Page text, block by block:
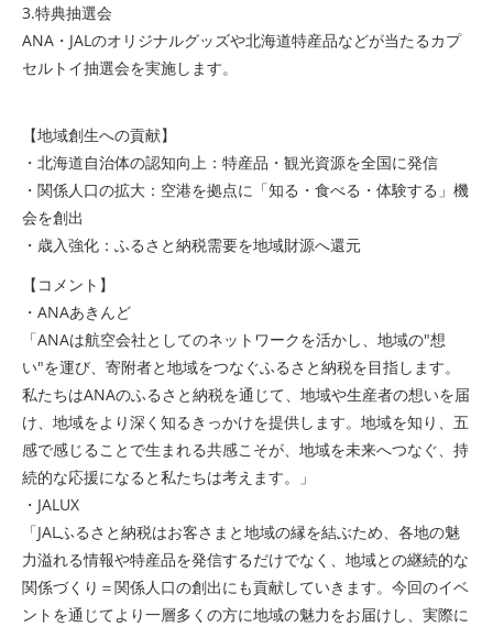
3.特典抽選会
ANA・JALのオリジナルグッズや北海道特産品などが当たるカプ
セルトイ抽選会を実施します。
【地域創生への貢献】
・北海道自治体の認知向上：特産品・観光資源を全国に発信
・関係人口の拡大：空港を拠点に「知る・食べる・体験する」機
会を創出
・歳入強化：ふるさと納税需要を地域財源へ還元
【コメント】
・ANAあきんど
「ANAは航空会社としてのネットワークを活かし、地域の"想
い"を運び、寄附者と地域をつなぐふるさと納税を目指します。
私たちはANAのふるさと納税を通じて、地域や生産者の想いを届
け、地域をより深く知るきっかけを提供します。地域を知り、五
感で感じることで生まれる共感こそが、地域を未来へつなぐ、持
続的な応援になると私たちは考えます。」
・JALUX
「JALふるさと納税はお客さまと地域の縁を結ぶため、各地の魅
力溢れる情報や特産品を発信するだけでなく、地域との継続的な
関係づくり＝関係人口の創出にも貢献していきます。今回のイベ
ントを通じてより一層多くの方に地域の魅力をお届けし、実際に